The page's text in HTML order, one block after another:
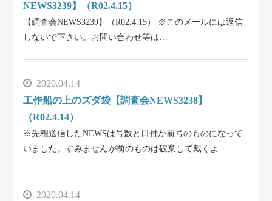
NEWS3239】（R02.4.15）
【調査会NEWS3239】（R02.4.15） ※このメールには返信
しないで下さい。お問い合わせ等は…
2020.04.14
工作船の上のズダ袋【調査会NEWS3238】
（R02.4.14）
※先程送信したNEWSは号数と日付が前号のものになって
いました。すみませんが前のものは破棄して戴くよ…
2020.04.14